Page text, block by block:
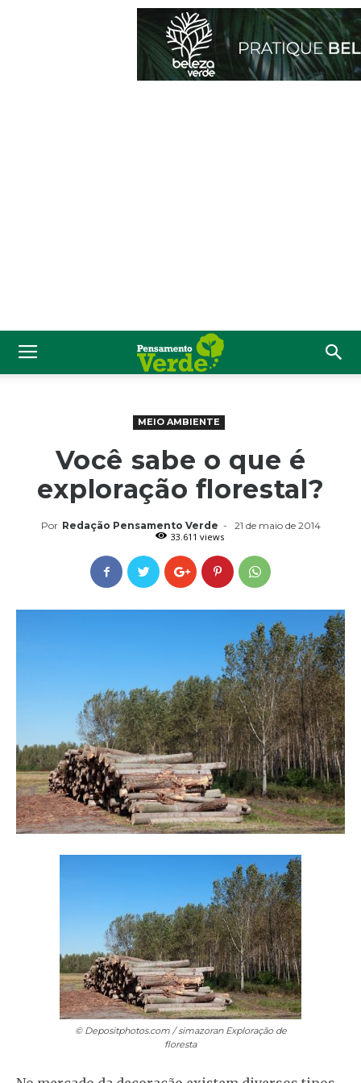
MEIO AMBIENTE
Você sabe o que é
exploração florestal?
Por Redação Pensamento Verde -
21 de maio de 2014
33.611 views
© Depositphotos.com / simazoranExploração de
floresta